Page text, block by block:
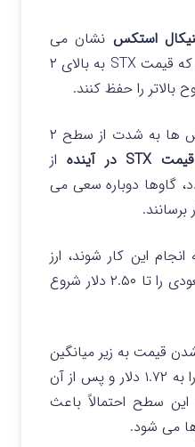
استکس نشان می
دهد که گاوها باعث شدند که قیمت STX به بالای ۲
بالاتر را حفظ کنند.
این نشان می دهد که خرس ها به شدت از سطح ۲
قیمت STX در آینده
از
گاوها دوباره سعی می
این کار شوند، ارز
STX می تواند یک روند صعودی را تا ۲.۵۰ دلار شروع
قیمت به زیر میانگین
متحرک ممکن است این ارز را به ۱.۷۲ دلار و پس از آن
این سطح احتمالاً باعث
می شود.